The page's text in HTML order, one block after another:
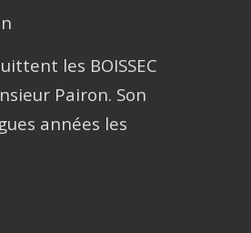
les BOISSEC
Pairon. Son
années les